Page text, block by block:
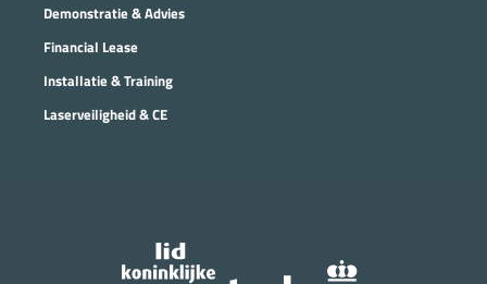
Demonstratie & Advies
Financial Lease
Installatie & Training
Laserveiligheid & CE